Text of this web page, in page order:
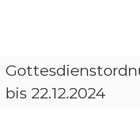
bis 22.12.2024